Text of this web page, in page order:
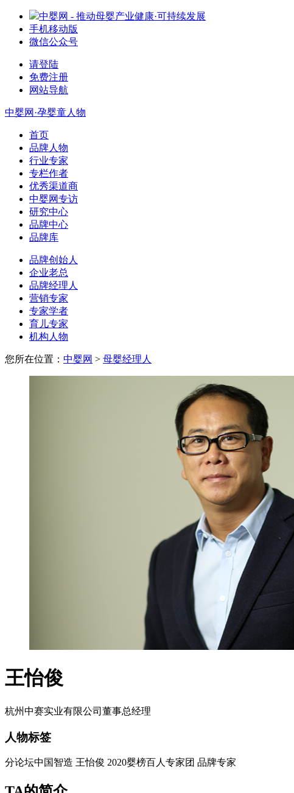
中婴网 - 推动母婴产业健康·可持续发展
手机移动版
微信公众号
请登陆
免费注册
网站导航
中婴网·孕婴童人物
首页
品牌人物
行业专家
专栏作者
优秀渠道商
中婴网专访
研究中心
品牌中心
品牌库
品牌创始人
企业老总
品牌经理人
营销专家
专家学者
育儿专家
机构人物
您所在位置： 中婴网 > 母婴经理人
王怡俊
杭州中赛实业有限公司董事总经理
人物标签
分论坛中国智造 王怡俊 2020婴榜百人专家团 品牌专家